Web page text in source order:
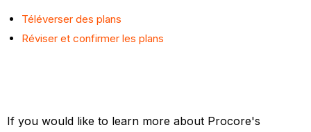
Téléverser des plans
Réviser et confirmer les plans
If you would like to learn more about Procore's